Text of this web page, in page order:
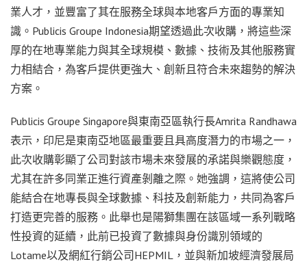
業人才，並豐富了其在服務全球與本地客戶方面的專業知
識。Publicis Groupe Indonesia期望透過此次收購，將這些深
厚的在地專業能力與其全球規模、數據、技術及其他服務實
力相結合，為客戶提供更強大、創新且符合未來趨勢的解決
方案。
Publicis Groupe Singapore與東南亞區執行長Amrita Randhawa
表示，印尼是東南亞地區最重要且具高度潛力的市場之一，
此次收購彰顯了公司對該市場未來發展的承諾與樂觀態度，
尤其在許多同業正進行資產剝離之際。她強調，這將使公司
能結合在地專長與全球數據、科技及創新能力，共同為客戶
打造更完善的服務。此舉也是陽獅集團在該區域一系列戰略
性投資的延續，此前已投資了數據與身份識別領域的
Lotame以及網紅行銷公司HEPMIL，並與新加坡經濟發展局